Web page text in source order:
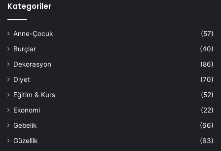
Kategoriler
Anne-Çocuk
(57)
Burçlar
(40)
Dekorasyon
(86)
Diyet
(70)
Eğitim & Kurs
(52)
Ekonomi
(22)
Gebelik
(66)
Güzellik
(63)